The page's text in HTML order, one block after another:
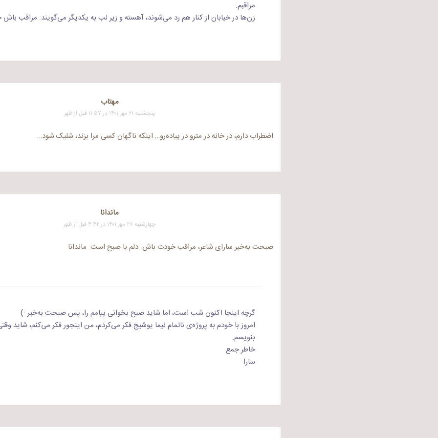
مراقبم.
زن‌ها در خیابان از کنار هم رد می‌شوند، آهسته و زیر لب به یکدیگر می‌گویند: مراقب باش
مهتاب
پنجشنبه ۲۱ مهر ۱۴۰۱ در ۱۱:۵۷ قبل از ظهر
اضطراب دارم، در خانه در مترو در پیاده‌رو… اینکه ناگهان کسی مرا بزند، شلیک شود…
ماندانا
چهارشنبه ۲۷ مهر ۱۴۰۱ در ۴:۴۲ قبل از ظهر
صبحت به‌خیر سارای شاعر، مراقب خودت باش. دلم با صبح است. ماندانا
گرچه اینجا اکنون شب است، اما شاید صبح بخوانی پیامم را، پس صبحت به‌خیر :)
امروز با خودم به پروژه‌ی ناتمام نیما یوشیج فکر می‌کردم، من اینجور فکر می‌کنم، شاید
بنویسم.
خاطر جمع
سارا